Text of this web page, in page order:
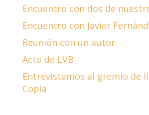
Encuentro con dos de
Encuentro con Javier
Reunión con un autor
Acto de LVB
Entrevistamos al gremio de
Copia